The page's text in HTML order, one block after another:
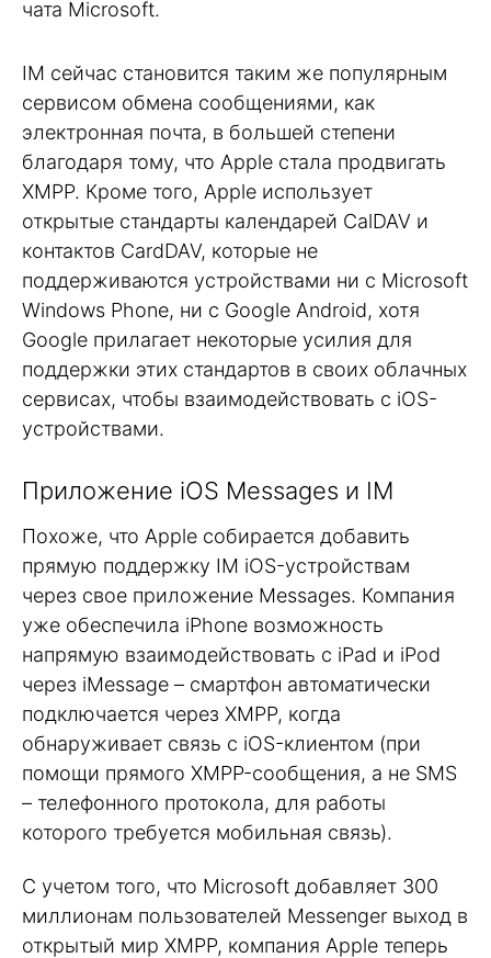
чата Microsoft.
IM сейчас становится таким же популярным
сервисом обмена сообщениями, как
электронная почта, в большей степени
благодаря тому, что Apple стала продвигать
XMPP. Кроме того, Apple использует
открытые стандарты календарей CalDAV и
контактов CardDAV, которые не
поддерживаются устройствами ни с Microsoft
Windows Phone, ни с Google Android, хотя
Google прилагает некоторые усилия для
поддержки этих стандартов в своих облачных
сервисах, чтобы взаимодействовать с iOS-
устройствами.
Приложение iOS Messages и IM
Похоже, что Apple собирается добавить
прямую поддержку IM iOS-устройствам
через свое приложение Messages. Компания
уже обеспечила iPhone возможность
напрямую взаимодействовать с iPad и iPod
через iMessage – смартфон автоматически
подключается через XMPP, когда
обнаруживает связь с iOS-клиентом (при
помощи прямого XMPP-сообщения, а не SMS
– телефонного протокола, для работы
которого требуется мобильная связь).
С учетом того, что Microsoft добавляет 300
миллионам пользователей Messenger выход в
открытый мир XMPP, компания Apple теперь